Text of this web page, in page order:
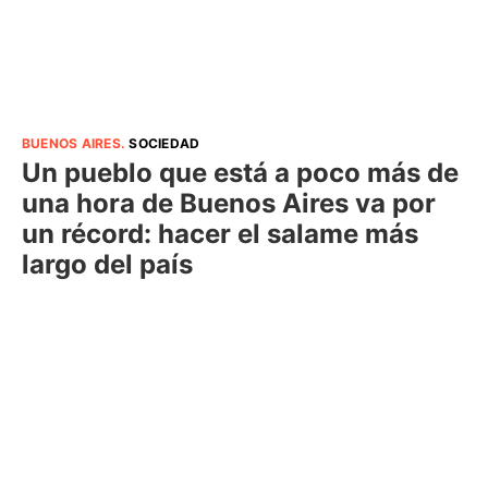
BUENOS AIRES.SOCIEDAD
Un pueblo que está a poco más de
una hora de Buenos Aires va por
un récord: hacer el salame más
largo del país